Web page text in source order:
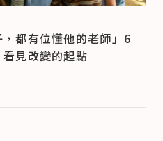
，都有位懂他的老師」6
見改變的起點